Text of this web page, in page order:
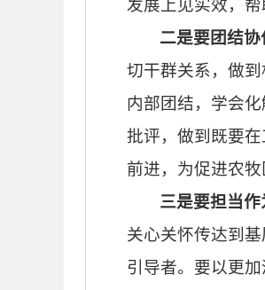
发展上见实效，
二是要团结协
切干群关系，做
内部团结，学会
批评，做到既要
前进，为促进农
三是要担当
关心关怀传达到
引导者。要以更